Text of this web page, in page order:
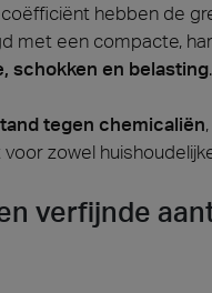
hebben de
met een compacte,
schokken en belasting.
tegen chemicaliën
zowel
verfijnde